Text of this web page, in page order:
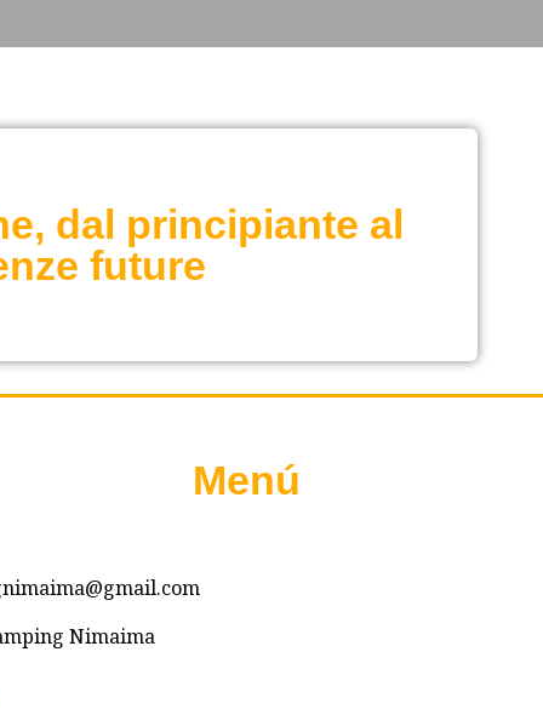
dal principiante al
future
Nimaima
Menú